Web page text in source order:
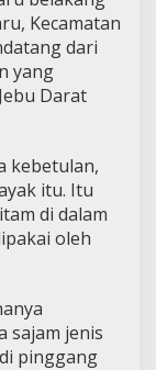
Kecamatan
dari
yang
Darat
kebetulan,
itu. Itu
di dalam
oleh
sajam jenis
pinggang